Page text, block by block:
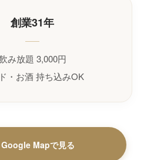
創業31年
み放題 3,000円
・お酒 持ち込みOK
Google Mapで見る